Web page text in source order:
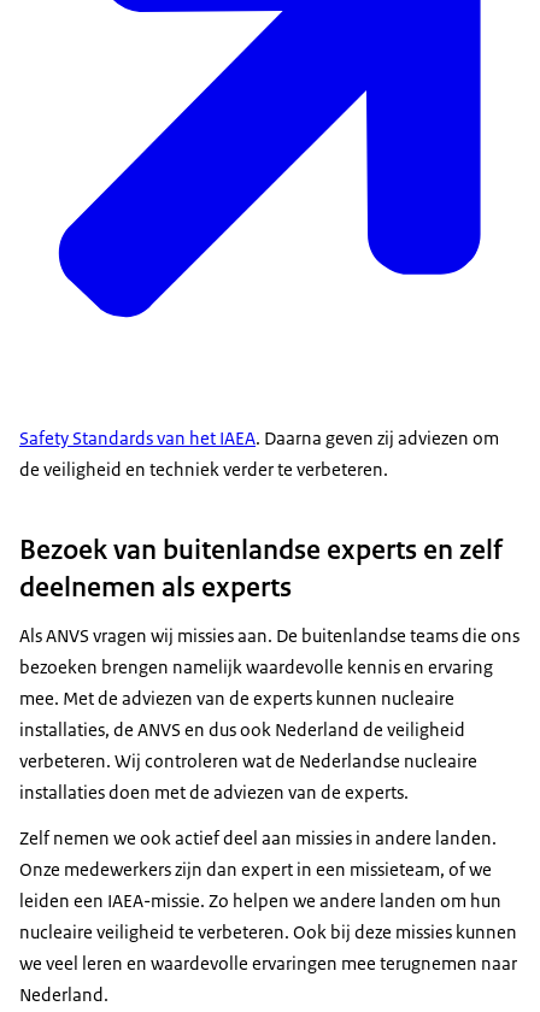
Safety Standardsvan het IAEA. Daarna geven zij adviezen om
de veiligheid en techniek verder te verbeteren.
Bezoek van buitenlandse experts en zelf
deelnemen als experts
Als ANVS vragen wij missies aan. De buitenlandse teams die ons
bezoeken brengen namelijk waardevolle kennis en ervaring
mee. Met de adviezen van de experts kunnen nucleaire
installaties, de ANVS en dus ook Nederland de veiligheid
verbeteren. Wij controleren wat de Nederlandse nucleaire
installaties doen met de adviezen van de experts.
Zelf nemen we ook actief deel aan missies in andere landen.
Onze medewerkers zijn dan expert in een missieteam, of we
leiden een IAEA-missie. Zo helpen we andere landen om hun
nucleaire veiligheid te verbeteren. Ook bij deze missies kunnen
we veel leren en waardevolle ervaringen mee terugnemen naar
Nederland.